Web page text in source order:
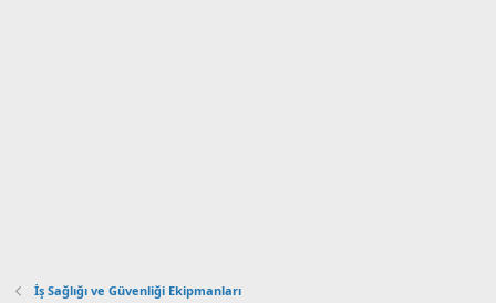
İş Sağlığı ve Güvenliği Ekipmanları